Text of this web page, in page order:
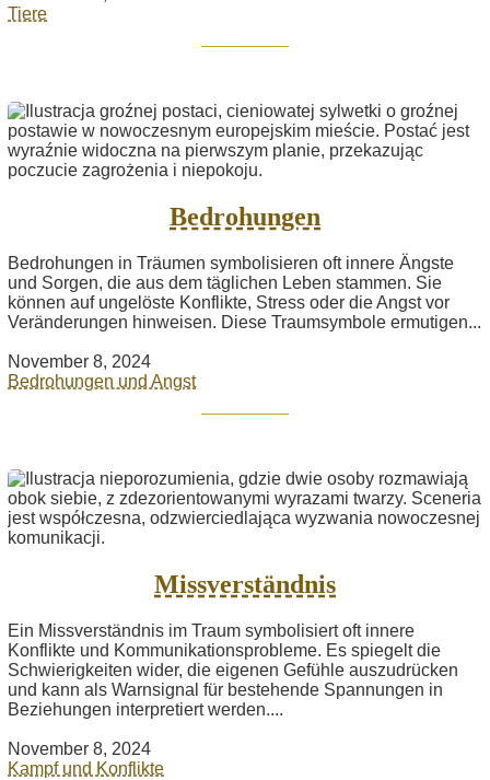
Tiere
Bedrohungen
Bedrohungen in Träumen symbolisieren oft innere Ängste
und Sorgen, die aus dem täglichen Leben stammen. Sie
können auf ungelöste Konflikte, Stress oder die Angst vor
Veränderungen hinweisen. Diese Traumsymbole ermutigen...
November 8, 2024
Bedrohungen und Angst
Missverständnis
Ein Missverständnis im Traum symbolisiert oft innere
Konflikte und Kommunikationsprobleme. Es spiegelt die
Schwierigkeiten wider, die eigenen Gefühle auszudrücken
und kann als Warnsignal für bestehende Spannungen in
Beziehungen interpretiert werden....
November 8, 2024
Kampf und Konflikte